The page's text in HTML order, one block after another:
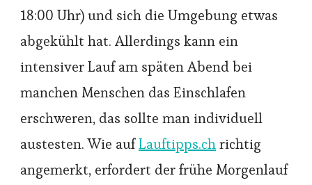
18:00 Uhr) und sich die Umgebung etwas
abgekühlt hat. Allerdings kann ein
intensiver Lauf am späten Abend bei
manchen Menschen das Einschlafen
erschweren, das sollte man individuell
austesten. Wie aufLauftipps.chrichtig
angemerkt, erfordert der frühe Morgenlauf